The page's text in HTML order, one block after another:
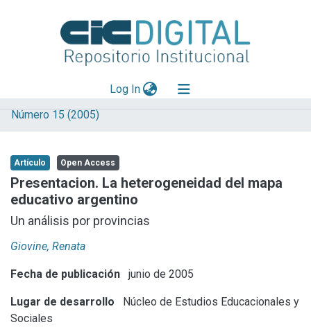
Log In(current)
Explorar
Aportar material
Statistics
Número 15 (2005)
Artículo Open Access
Presentacion. La heterogeneidad del mapa
educativo argentino
Un análisis por provincias
Giovine, Renata
Fecha de publicación junio de 2005
Lugar de desarrollo
Núcleo de Estudios Educacionales y
Sociales